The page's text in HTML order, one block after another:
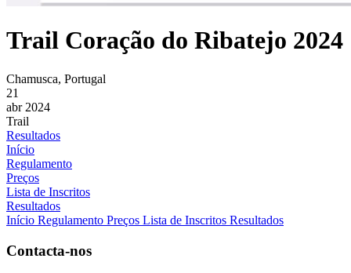
Trail Coração do Ribatejo 2024
Chamusca, Portugal
21
abr 2024
Trail
Resultados
Início
Regulamento
Preços
Lista de Inscritos
Resultados
Início Regulamento Preços Lista de Inscritos Resultados
Contacta-nos